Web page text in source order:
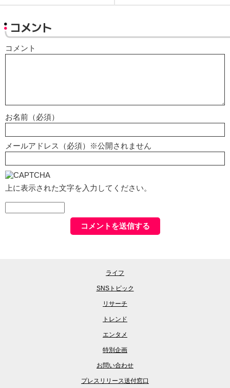
コメント
コメント
お名前（必須）
メールアドレス（必須）※公開されません
上に表示された文字を入力してください。
ライフ
SNSトピック
リサーチ
トレンド
エンタメ
特別企画
お問い合わせ
プレスリリース送付窓口